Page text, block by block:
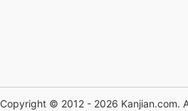
Copyright © 2012 - 2026 Kanjian.com.